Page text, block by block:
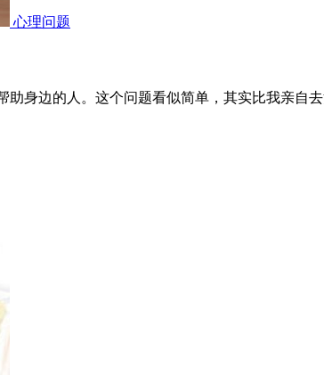
心理问题
身边的人。这个问题看似简单，其实比我亲自